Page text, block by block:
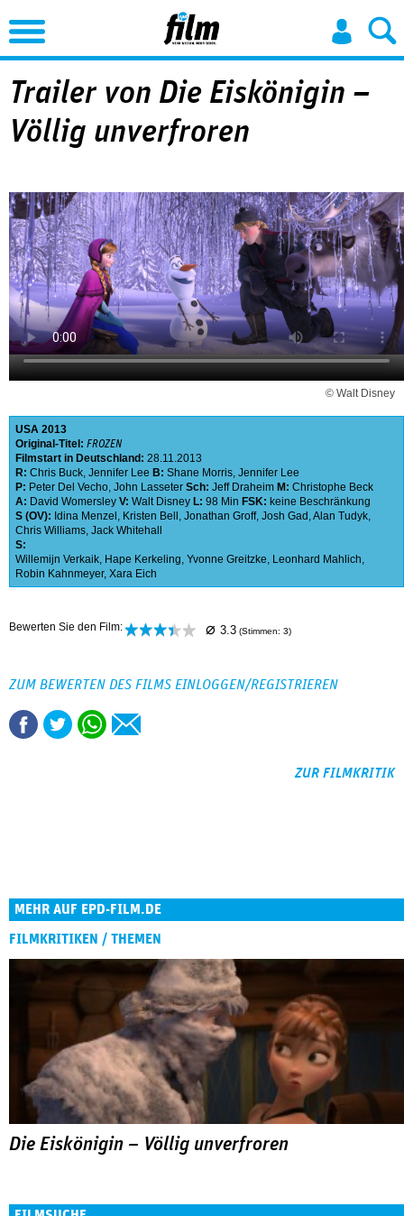
Jump to Navigation
Trailer von Die Eiskönigin –
Völlig unverfroren
© Walt Disney
USA 2013
Original-Titel: FROZEN
Filmstart in Deutschland: 28.11.2013
R: Chris Buck, Jennifer Lee B: Shane Morris, Jennifer Lee
P: Peter Del Vecho, John Lasseter Sch: Jeff Draheim M: Christophe Beck
A: David Womersley V: Walt Disney L: 98 Min FSK: keine Beschränkung
S (OV): Idina Menzel , Kristen Bell , Jonathan Groff, Josh Gad ,Alan Tudyk,
Chris Williams, Jack Whitehall
S:
Willemijn Verkaik, Hape Kerkeling, Yvonne Greitzke, Leonhard Mahlich,
Robin Kahnmeyer, Xara Eich
Bewerten Sie den Film: ⌀ 3.3 (Stimmen: 3)
ZUM BEWERTEN DES FILMS EINLOGGEN/REGISTRIEREN
ZUR FILMKRITIK
MEHR AUF EPD-FILM.DE
FILMKRITIKEN / THEMEN
Die Eiskönigin – Völlig unverfroren